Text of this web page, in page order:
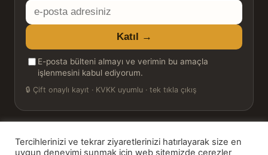
E-
posta
adresiniz
Katıl →
E-posta bülteni almayı ve verimin bu amaçla
işlenmesini kabul ediyorum.
🔒 Çift onaylı kayıt · KVKK uyumlu · tek tıkla çıkış
© 2026 Bookinton — Türkiye’nin Kitap Platformu
Tercihlerinizi ve tekrar ziyaretlerinizi hatırlayarak size en
uygun deneyimi sunmak için web sitemizde çerezler